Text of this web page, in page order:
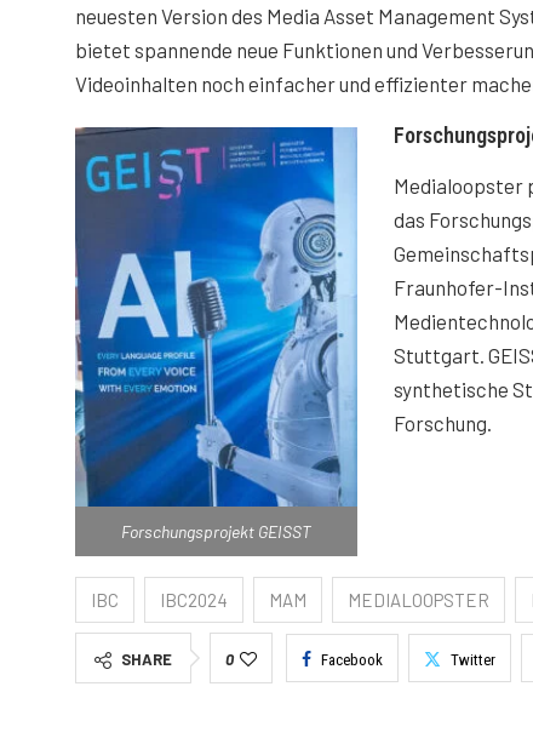
neuesten Version des Media Asset Management
bietet spannende neue Funktionen und
Videoinhalten noch einfacher und effizienter
Forschungsprojekt GEISST
Medialoopster
das
Fraunhofer-
Stuttgart.
synthetische
Forschung.
IBC IBC2024 MAM MEDIALOOPSTER
SHARE 0 Facebook Twitter